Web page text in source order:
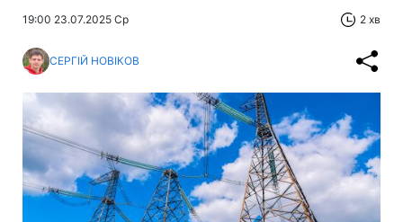
19:00 23.07.2025 Ср 2 хв
СЕРГІЙ НОВІКОВ